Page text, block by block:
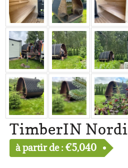
TimberIN
à partir de :€5,040